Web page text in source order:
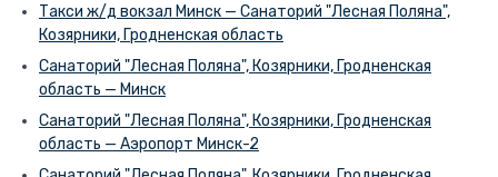
Такси ж/д вокзал Минск — Санаторий "Лесная Поляна",
Козярники, Гродненская область
Санаторий "Лесная Поляна", Козярники, Гродненская
область — Минск
Санаторий "Лесная Поляна", Козярники, Гродненская
область — Аэропорт Минск-2